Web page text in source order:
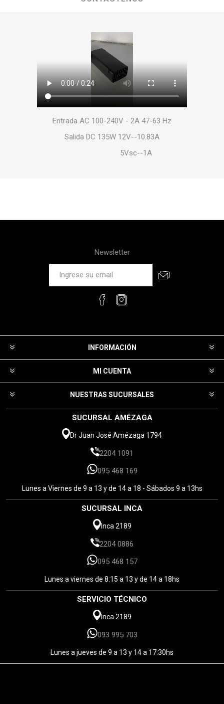
Entrada AC 100-240V - 2A 47-63 Hz
Salida DC 135W 12V--10.83A
5Vsc--1A
Newsletter
INFORMACIÓN
MI CUENTA
NUESTRAS SUCURSALES
SUCURSAL AMÉZAGA
Dr Juan José Amézaga 1794
2204 1091
095 468 169
Lunes a Viernes de 9 a 13 y de 14 a 18 - Sábados 9 a 13hs
SUCURSAL INCA
Inca 2189
2204 0886
095 468 157
Lunes a viernes de 8:15 a 13 y de 14 a 18hs
SERVICIO TÉCNICO
Inca 2189
093 995 703
Lunes a jueves de 9 a 13 y 14 a 17:30hs